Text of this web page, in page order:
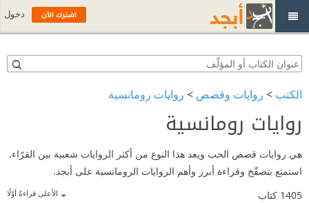
الكتب > روايات وقصص > روايات رومانسية
روايات رومانسية
هي روايات قصص الحب ويعد هذا النوع من أكثر الروايات شعبية بين القرّاء.
استمتع بتصفّح وقراءة أبرز وأهم الروايات الرومانسية على أبجد.
الأعلى قراءةً أوّلًا 1405 كتاب
اشترك الآن دخول